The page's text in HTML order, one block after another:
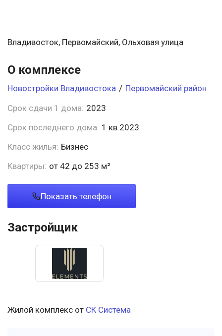
Владивосток, Первомайский, Ольховая улица
О комплексе
Новостройки Владивостока / Первомайский район
Срок сдачи 1 дома: 2023
Срок последнего дома: 1 кв 2023
Класс жилья: Бизнес
Квартиры: от 42 до 253 м²
Показать телефон
Застройщик
Жилой комплекс от СК Система